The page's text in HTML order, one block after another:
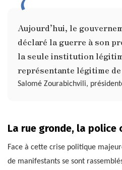
Aujourd’hui, le
déclaré la guerre à son
la seule institution
représentante légitime de
Salomé Zourabichvili,
La rue gronde, la police
Face à cette crise politique
de manifestants se sont